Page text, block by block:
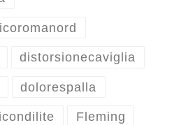
distorsionecaviglia
dolorespalla
Fleming